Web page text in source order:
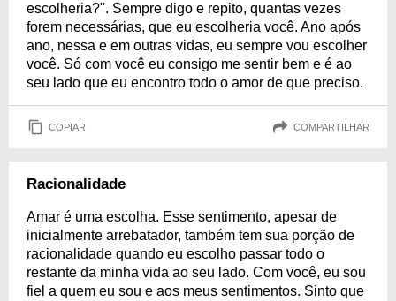
escolheria?". Sempre digo e repito, quantas vezes
forem necessárias, que eu escolheria você. Ano após
ano, nessa e em outras vidas, eu sempre vou escolher
você. Só com você eu consigo me sentir bem e é ao
seu lado que eu encontro todo o amor de que preciso.
COPIAR COMPARTILHAR
Racionalidade
Amar é uma escolha. Esse sentimento, apesar de
inicialmente arrebatador, também tem sua porção de
racionalidade quando eu escolho passar todo o
restante da minha vida ao seu lado. Com você, eu sou
fiel a quem eu sou e aos meus sentimentos. Sinto que